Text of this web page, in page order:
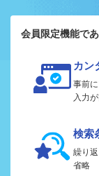
会員限定機能で
カン
事前
入力
検索
繰り
省略